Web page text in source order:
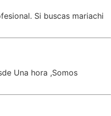
Si buscas mariachi
Una hora ,Somos